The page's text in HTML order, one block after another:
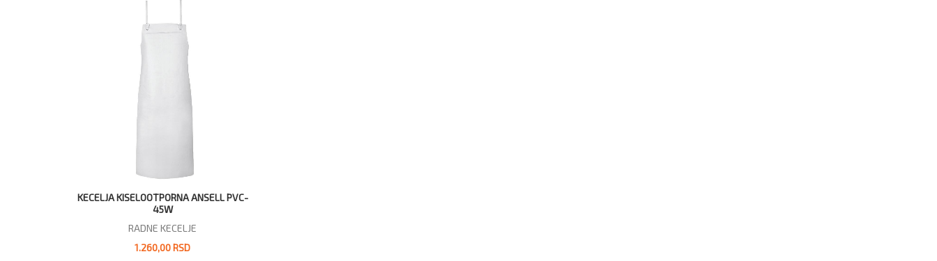
KECELJA KISELOOTPORNA ANSELL PVC-
45W
RADNE KECELJE
1.260,00 RSD